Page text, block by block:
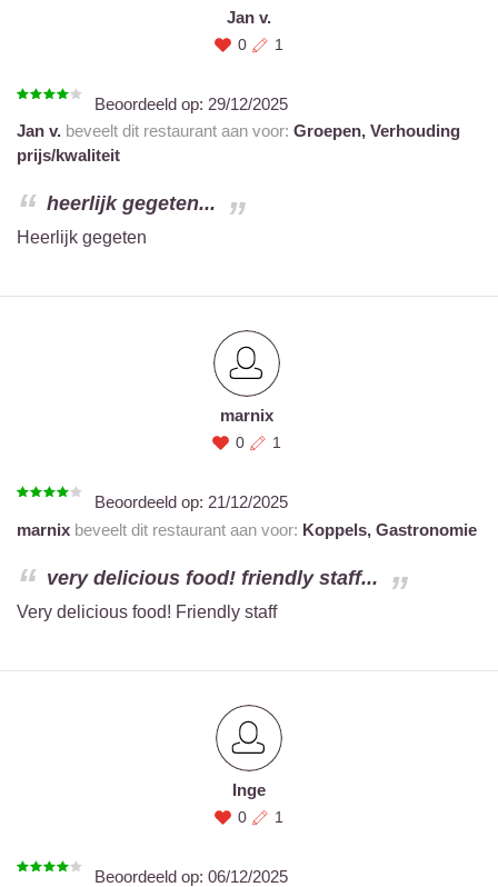
Jan v.
0 1
Beoordeeld op: 29/12/2025
Jan v. beveelt dit restaurant aan voor: Groepen, Verhouding
prijs/kwaliteit
heerlijk gegeten...
Heerlijk gegeten
marnix
0 1
Beoordeeld op: 21/12/2025
marnix beveelt dit restaurant aan voor: Koppels, Gastronomie
very delicious food! friendly staff...
Very delicious food! Friendly staff
Inge
0 1
Beoordeeld op: 06/12/2025